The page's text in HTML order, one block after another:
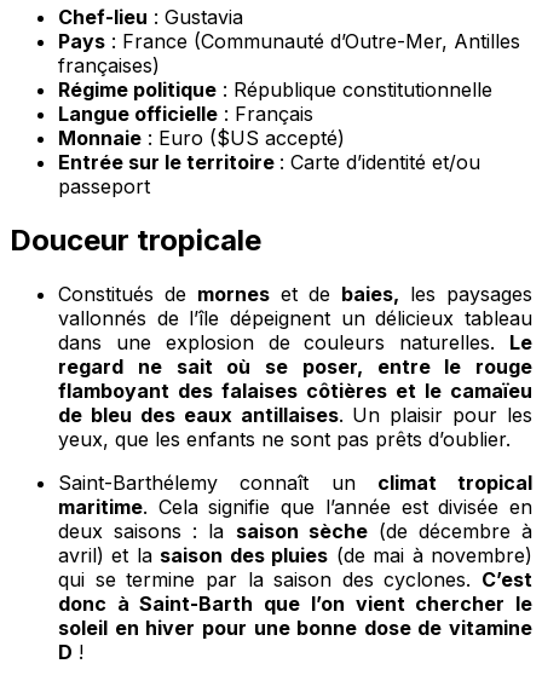
Chef-lieu : Gustavia
Pays : France (Communauté d’Outre-Mer, Antilles
françaises)
Régime politique : République constitutionnelle
Langue officielle : Français
Monnaie : Euro ($US accepté)
Entrée sur le territoire : Carte d’identité et/ou
passeport
Douceur tropicale
Constitués de mornes et de baies, les paysages
vallonnés de l’île dépeignent un délicieux tableau
dans une explosion de couleurs naturelles. Le
regard ne sait où se poser, entre le rouge
flamboyant des falaises côtières et le camaïeu
de bleu des eaux antillaises. Un plaisir pour les
yeux, que les enfants ne sont pas prêts d’oublier.
Saint-Barthélemy connaît un climat tropical
maritime. Cela signifie que l’année est divisée en
deux saisons : la saison sèche(de décembre à
avril) et la saison des pluies (de mai à novembre)
qui se termine par la saison des cyclones. C’est
donc à Saint-Barth que l’on vient chercher le
soleil en hiver pour une bonne dose de vitamine
D !